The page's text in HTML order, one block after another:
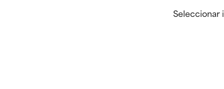
Seleccionar